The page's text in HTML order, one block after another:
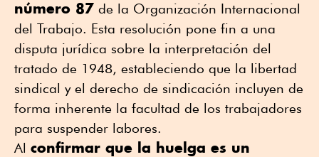
número 87 de la Organización Internacional
del Trabajo. Esta resolución pone fin a una
disputa jurídica sobre la interpretación del
tratado de 1948, estableciendo que la libertad
sindical y el derecho de sindicación incluyen de
forma inherente la facultad de los trabajadores
para suspender labores.
Al confirmar que la huelga es un